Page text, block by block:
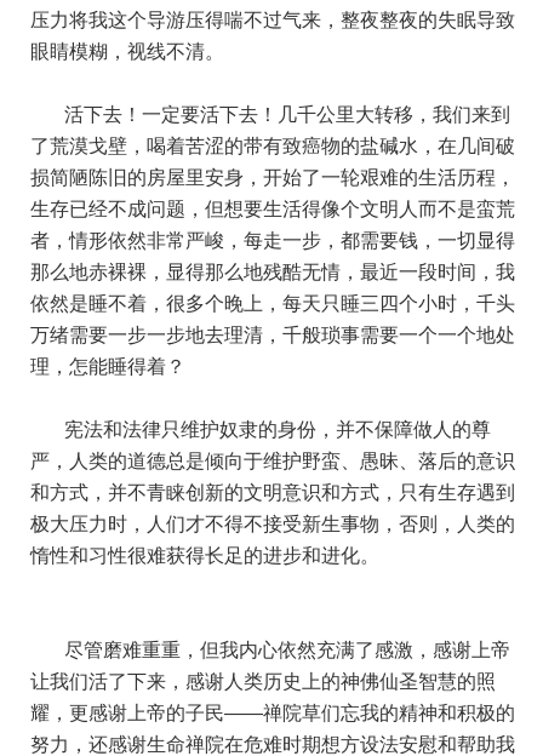
压力将我这个导游压得喘不过气来，整夜整夜的失眠导致
眼睛模糊，视线不清。
活下去！一定要活下去！几千公里大转移，我们来到
了荒漠戈壁，喝着苦涩的带有致癌物的盐碱水，在几间破
损简陋陈旧的房屋里安身，开始了一轮艰难的生活历程，
生存已经不成问题，但想要生活得像个文明人而不是蛮荒
者，情形依然非常严峻，每走一步，都需要钱，一切显得
那么地赤裸裸，显得那么地残酷无情，最近一段时间，我
依然是睡不着，很多个晚上，每天只睡三四个小时，千头
万绪需要一步一步地去理清，千般琐事需要一个一个地处
理，怎能睡得着？
宪法和法律只维护奴隶的身份，并不保障做人的尊
严，人类的道德总是倾向于维护野蛮、愚昧、落后的意识
和方式，并不青睐创新的文明意识和方式，只有生存遇到
极大压力时，人们才不得不接受新生事物，否则，人类的
惰性和习性很难获得长足的进步和进化。
尽管磨难重重，但我内心依然充满了感激，感谢上帝
让我们活了下来，感谢人类历史上的神佛仙圣智慧的照
耀，更感谢上帝的子民——禅院草们忘我的精神和积极的
努力，还感谢生命禅院在危难时期想方设法安慰和帮助我